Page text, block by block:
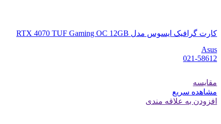
کارت گرافیک ایسوس مدل RTX 4070 TUF Gaming OC 12GB
Asus
021-58612
مقایسه
مشاهده سریع
افزودن به علاقه مندی